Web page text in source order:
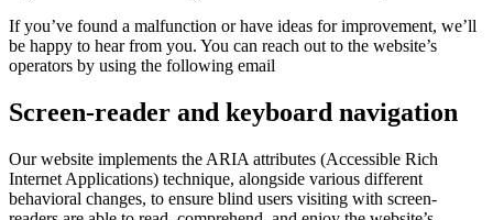
If you’ve found a malfunction or have ideas for improvement, we’ll
be happy to hear from you. You can reach out to the website’s
operators by using the following email
Screen-reader and keyboard navigation
Our website implements the ARIA attributes (Accessible Rich
Internet Applications) technique, alongside various different
behavioral changes, to ensure blind users visiting with screen-